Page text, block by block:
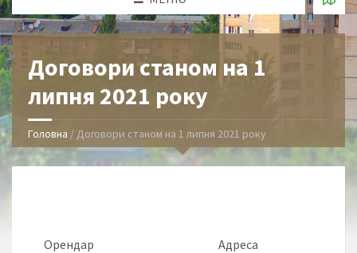
Договори станом на 1
липня 2021 року
Головна / Договори станом на 1 липня 2021 року
Орендар Адреса